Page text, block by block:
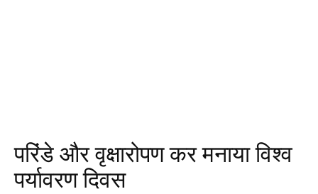
परिंडे और वृक्षारोपण कर मनाया विश्व
पर्यावरण दिवस